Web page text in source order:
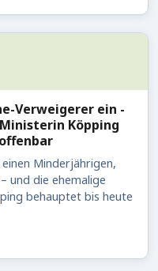
Verweigerer ein -
Köpping
Minderjährigen,
und die ehemalige
behauptet bis heute